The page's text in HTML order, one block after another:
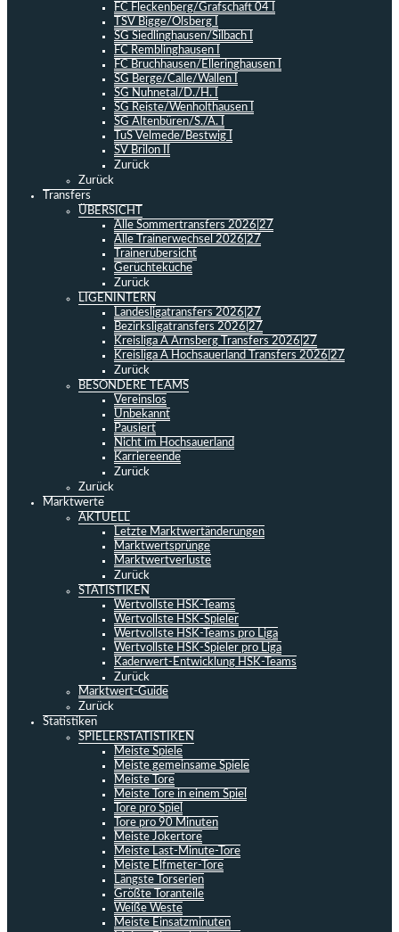
FC Fleckenberg/Grafschaft 04 I
TSV Bigge/Olsberg I
SG Siedlinghausen/Silbach I
FC Remblinghausen I
FC Bruchhausen/Elleringhausen I
SG Berge/Calle/Wallen I
SG Nuhnetal/D./H. I
SG Reiste/Wenholthausen I
SG Altenbüren/S./A. I
TuS Velmede/Bestwig I
SV Brilon II
Zurück
Zurück
Transfers
ÜBERSICHT
Alle Sommertransfers 2026|27
Alle Trainerwechsel 2026|27
Trainerübersicht
Gerüchteküche
Zurück
LIGENINTERN
Landesligatransfers 2026|27
Bezirksligatransfers 2026|27
Kreisliga A Arnsberg Transfers 2026|27
Kreisliga A Hochsauerland Transfers 2026|27
Zurück
BESONDERE TEAMS
Vereinslos
Unbekannt
Pausiert
Nicht im Hochsauerland
Karriereende
Zurück
Zurück
Marktwerte
AKTUELL
Letzte Marktwertänderungen
Marktwertsprünge
Marktwertverluste
Zurück
STATISTIKEN
Wertvollste HSK-Teams
Wertvollste HSK-Spieler
Wertvollste HSK-Teams pro Liga
Wertvollste HSK-Spieler pro Liga
Kaderwert-Entwicklung HSK-Teams
Zurück
Marktwert-Guide
Zurück
Statistiken
SPIELERSTATISTIKEN
Meiste Spiele
Meiste gemeinsame Spiele
Meiste Tore
Meiste Tore in einem Spiel
Tore pro Spiel
Tore pro 90 Minuten
Meiste Jokertore
Meiste Last-Minute-Tore
Meiste Elfmeter-Tore
Längste Torserien
Größte Toranteile
Weiße Weste
Meiste Einsatzminuten